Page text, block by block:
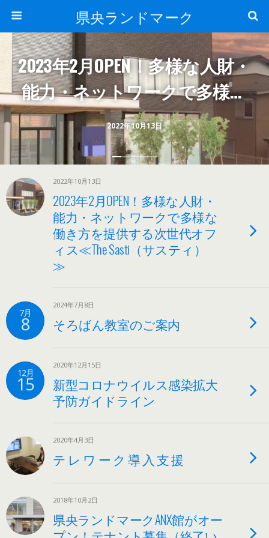
県央ランドマーク
2022年10月13日
2023年2月OPEN！多様な人財・
能力・ネットワークで多様な
働き方を提供する次世代オフ
ィス≪The Sasti（サスティ）
≫
2022年10月13日
2023年2月OPEN！多様な人財・
能力・ネットワークで多様な
働き方を提供する次世代オフ
ィス≪The Sasti（サスティ）
≫
7月
8
2024年7月8日
そろばん教室のご案内
12月
15
2020年12月15日
新型コロナウイルス感染拡大
予防ガイドライン
2020年4月3日
テ レ ワ ー ク 導 入 支 援
2018年10月2日
県央ランドマークANX館がオー